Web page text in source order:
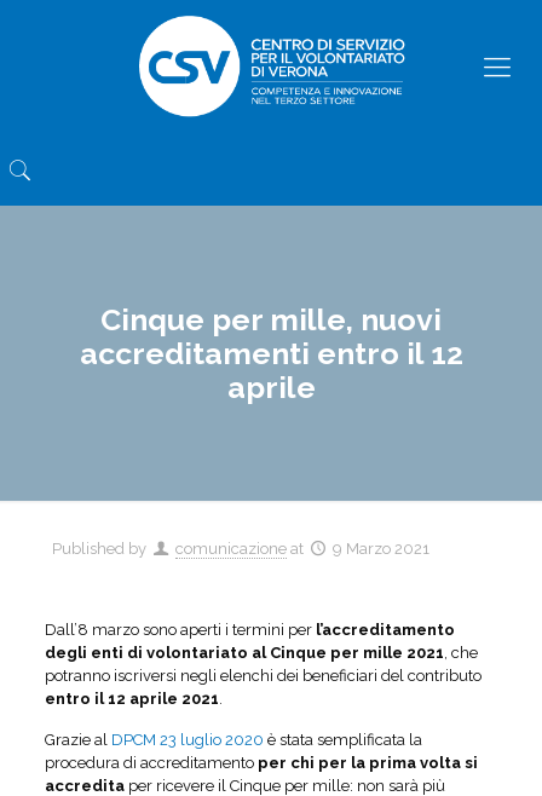
Cinque per mille, nuovi
accreditamenti entro il 12
aprile
Published by comunicazione at 9 Marzo 2021
Dall’8 marzo sono aperti i termini per l’accreditamento
degli enti di volontariato al Cinque per mille 2021, che
potranno iscriversi negli elenchi dei beneficiari del contributo
entro il 12 aprile 2021.
Grazie al DPCM 23 luglio 2020 è stata semplificata la
procedura di accreditamento per chi per la prima volta si
accreditaper ricevere il Cinque per mille: non sarà più